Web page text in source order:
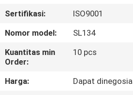
TUR
PABRIK
KONTROL
KUALITAS
Sertifikasi:
ISO9001
Nomor model:
SL134
Kuantitas min
Order:
10 pcs
Harga:
Dapat